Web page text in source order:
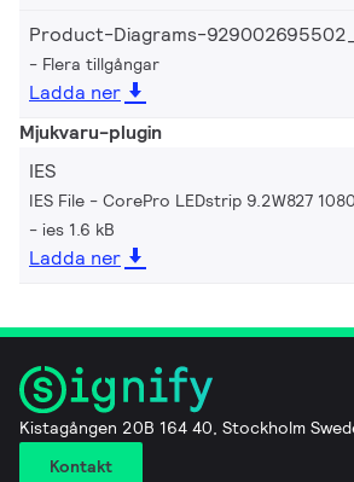
Product-Diagrams-
Flera tillgångar
Ladda ner
Mjukvaru-plugin
IES
IES File - CorePro LEDstrip 9.2W827
ies 1.6 kB
Ladda ner
Kistagången 20B 164 40, Stockholm
Kontakt